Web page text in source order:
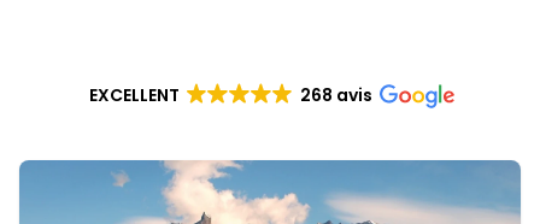
EXCELLENT 268 avis